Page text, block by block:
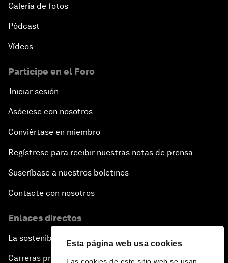
Esta página web usa cookies
Galería de fotos
Pódcast
Vídeos
Participe en el Foro
Iniciar sesión
Asóciese con nosotros
Conviértase en miembro
Regístrese para recibir nuestras notas de prensa
Suscríbase a nuestros boletines
Contacte con nosotros
Enlaces directos
La sostenibilidad en el Foro
Carreras profesionales